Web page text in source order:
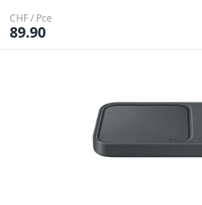
CHF / Pce
89.90